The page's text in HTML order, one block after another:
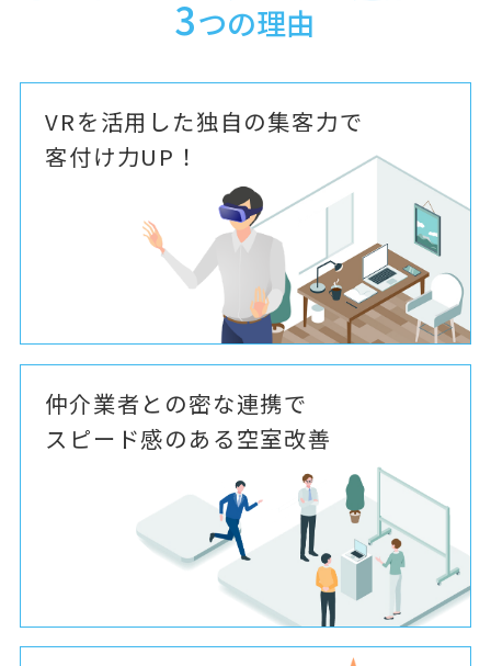
3つの理由
VRを活用した独自の集客力で
客付け力UP！
仲介業者との密な連携で
スピード感のある空室改善